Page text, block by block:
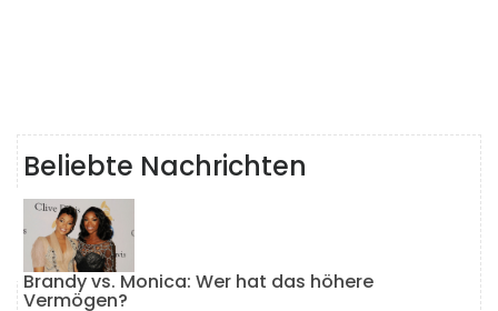
Beliebte Nachrichten
Brandy vs. Monica: Wer hat das höhere
Vermögen?